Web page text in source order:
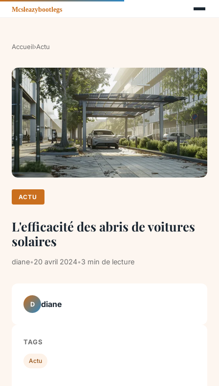
Accueil›Actu
ACTU
L'efficacité des abris de voitures
solaires
diane•20 avril 2024•3 min de lecture
D diane
TAGS
Actu